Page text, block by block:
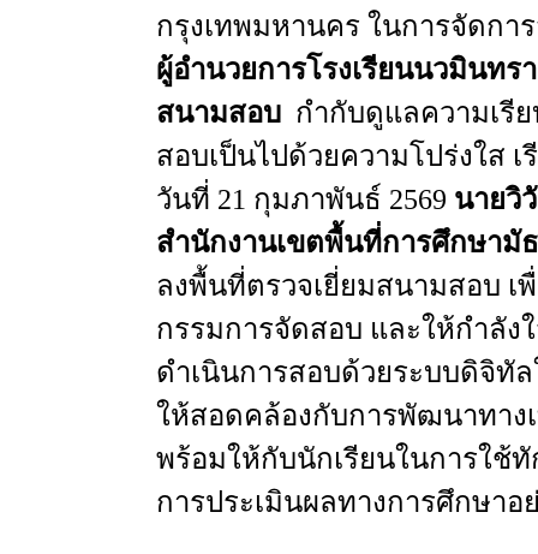
กรุงเทพมหานคร ในการจัดกา
ผู้อำนวยการโรงเรียนนวมินท
สนามสอบ กำกับดูแลความเรี
สอบเป็นไปด้วยความโปร่งใส
วันที่ 21 กุมภาพันธ์ 2569 นายวิ
สำนักงานเขตพื้นที่การศึกษามั
ลงพื้นที่ตรวจเยี่ยมสนามสอบ
กรรมการจัดสอบ และให้กำลัง
ดำเนินการสอบด้วยระบบดิจิทั
ให้สอดคล้องกับการพัฒนาทาง
พร้อมให้กับนักเรียนในการใช้
การประเมินผลทางการศึกษา